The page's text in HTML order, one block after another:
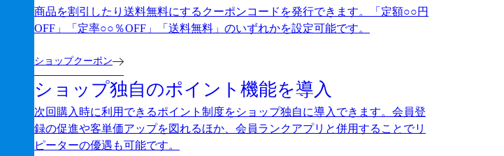
商品を割引したり送料無料にするクーポンコードを発行できます。「定額○○円
OFF」「定率○○％OFF」「送料無料」のいずれかを設定可能です。
ショップクーポン
ショップ独自のポイント機能を導入
次回購入時に利用できるポイント制度をショップ独自に導入できます。会員登
録の促進や客単価アップを図れるほか、会員ランクアプリと併用することでリ
ピーターの優遇も可能です。